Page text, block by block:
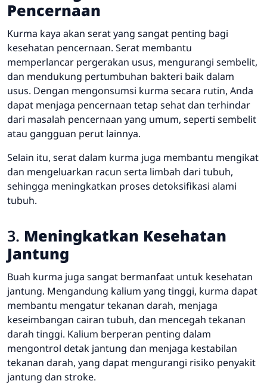
Pencernaan
Kurma kaya akan serat yang sangat penting bagi
kesehatan pencernaan. Serat membantu
memperlancar pergerakan usus, mengurangi sembelit,
dan mendukung pertumbuhan bakteri baik dalam
usus. Dengan mengonsumsi kurma secara rutin, Anda
dapat menjaga pencernaan tetap sehat dan terhindar
dari masalah pencernaan yang umum, seperti sembelit
atau gangguan perut lainnya.
Selain itu, serat dalam kurma juga membantu mengikat
dan mengeluarkan racun serta limbah dari tubuh,
sehingga meningkatkan proses detoksifikasi alami
tubuh.
3. Meningkatkan Kesehatan
Jantung
Buah kurma juga sangat bermanfaat untuk kesehatan
jantung. Mengandung kalium yang tinggi, kurma dapat
membantu mengatur tekanan darah, menjaga
keseimbangan cairan tubuh, dan mencegah tekanan
darah tinggi. Kalium berperan penting dalam
mengontrol detak jantung dan menjaga kestabilan
tekanan darah, yang dapat mengurangi risiko penyakit
jantung dan stroke.